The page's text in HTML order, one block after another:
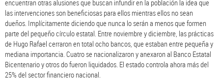
encuentran otras alusiones que buscan infundir en la población la idea que
las intervenciones son beneficiosas para ellos mientras ellos no sean
dueños. Implícitamente diciendo que nunca lo serán a menos que formen
parte del pequeño círculo estatal. Entre noviembre y diciembre, las prácticas
de Hugo Rafael cerraron en total ocho bancos, que estaban entre pequeña y
mediana importancia. Cuatro se nacionalizaron y anexaron al Banco Estatal
Bicentenario y otros do fueron liquidados. El estado controla ahora más del
25% del sector financiero nacional.